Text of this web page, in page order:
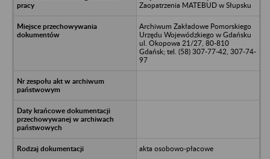
Zaopatrzenia MATEBUD w Słupsku
Archiwum Zakładowe Pomorskiego
Urzędu Wojewódzkiego w Gdańsku
ul. Okopowa 21/27, 80-810
Gdańsk; tel. (58) 307-77-42, 307-74-
97
akta osobowo-płacowe